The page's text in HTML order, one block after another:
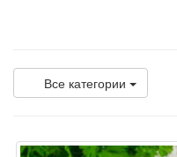
Все категории